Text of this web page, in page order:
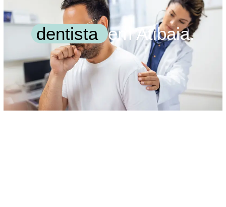
dentista em Atibaia.